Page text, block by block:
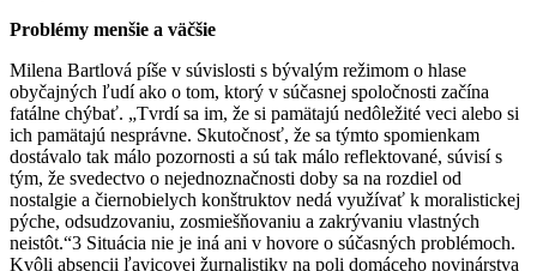
Problémy menšie a väčšie
Milena Bartlová píše v súvislosti s bývalým režimom o hlase
obyčajných ľudí ako o tom, ktorý v súčasnej spoločnosti začína
fatálne chýbať. „Tvrdí sa im, že si pamätajú nedôležité veci alebo si
ich pamätajú nesprávne. Skutočnosť, že sa týmto spomienkam
dostávalo tak málo pozornosti a sú tak málo reflektované, súvisí s
tým, že svedectvo o nejednoznačnosti doby sa na rozdiel od
nostalgie a čiernobielych konštruktov nedá využívať k moralistickej
pýche, odsudzovaniu, zosmiešňovaniu a zakrývaniu vlastných
neistôt.“3 Situácia nie je iná ani v hovore o súčasných problémoch.
Kvôli absencii ľavicovej žurnalistiky na poli domáceho novinárstva